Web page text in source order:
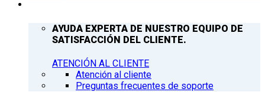
AYUDA EXPERTA DE NUESTRO EQUIPO DE
SATISFACCIÓN DEL CLIENTE.
ATENCIÓN AL CLIENTE
Atención al cliente
Preguntas frecuentes de soporte